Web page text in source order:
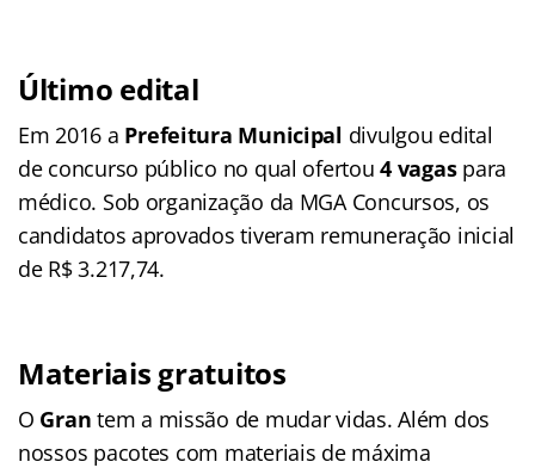
Último edital
Em 2016 a Prefeitura Municipal divulgou edital
de concurso público no qual ofertou4 vagaspara
médico. Sob organização da MGA Concursos, os
candidatos aprovados tiveram remuneração inicial
de R$ 3.217,74.
Materiais gratuitos
O Grantem a missão de mudar vidas. Além dos
nossos pacotes com materiais de máxima